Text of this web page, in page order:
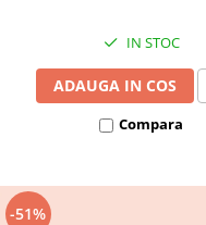
IN STOC
ADAUGA IN COS
Compara
-51%